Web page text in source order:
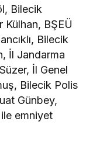
Bilecik
Külhan, BŞEÜ
Bilecik
İl Jandarma
İl Genel
Bilecik Polis
Günbey,
emniyet